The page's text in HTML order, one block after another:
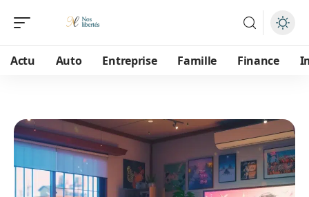
Actu Auto Entreprise Famille Finance